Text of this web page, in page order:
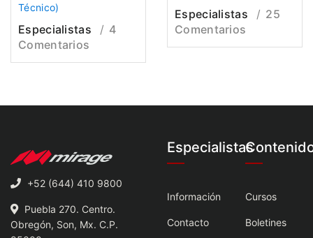
Técnico)
Especialistas
4
Comentarios
Especialistas
25
Comentarios
+52 (644) 410 9800
Puebla 270. Centro.
Obregón, Son, Mx. C.P.
Especialistas
Información
Contacto
Cursos
Boletines